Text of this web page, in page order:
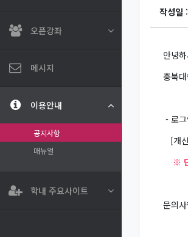
오픈강좌
메시지
이용안내
공지사항
매뉴얼
학내 주요사이트
작성일
안녕
충북
- 로
[개
※
문의